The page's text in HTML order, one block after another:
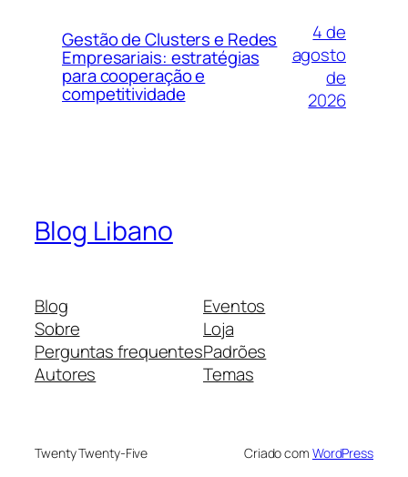
Gestão de Clusters e Redes
Empresariais: estratégias
para cooperação e
competitividade
4 de
agosto
de
2026
Blog Libano
Blog
Sobre
Perguntas frequentes
Autores
Eventos
Loja
Padrões
Temas
Twenty Twenty-Five Criado com WordPress